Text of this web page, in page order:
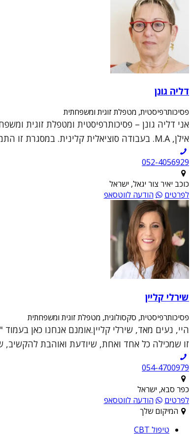
דליה גונן
פסיכותרפיסטית, מטפלת זוגית ומשפחתית
אני דליה גונן – פסיכותרפיסטית ומטפלת זוגית
אילן, M.A. בעבודה סוציאלית קלינית. במסגרת זו התמחתי בטיפול פרטני קליני וטיפול זוגי ומש...
052-4056929
כוכב יאיר צור יגאל, ישראל
לפרטים
הודעה לווטסאפ
שירלי קליין
פסיכותרפיסטית, סקסולוגית, מטפלת זוגית ומשפחתית
היי, נעים מאד, שירלי קליין.אומנם אנחנו כאן
זו שמכילה כל אחד ואחת, שיודעת ואוהבת להקשיב,
054-4700979
כפר סבא, ישראל
לפרטים
הודעה לווטסאפ
המיקום שלך
טיפול CBT